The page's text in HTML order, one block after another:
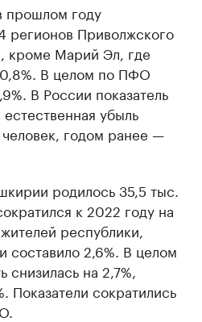
прошлом году
регионов Приволжского
кроме Марий Эл, где
0,8%. В целом по ПФО
В России показатель
убыль
годом ранее —
родилось 35,5 тыс.
к 2022 году на
республики,
составило 2,6%. В целом
на 2,7%,
Показатели сократились